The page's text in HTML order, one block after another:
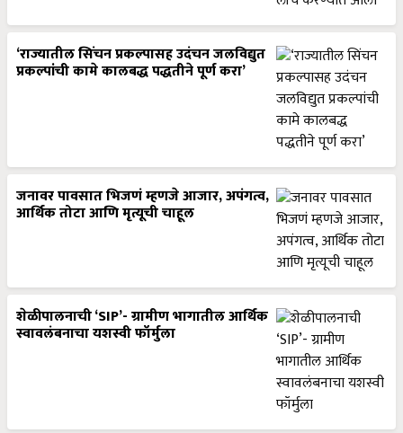
‘राज्यातील सिंचन प्रकल्पासह उदंचन जलविद्युत
प्रकल्पांची कामे कालबद्ध पद्धतीने पूर्ण करा’
जनावर पावसात भिजणं म्हणजे आजार, अपंगत्व,
आर्थिक तोटा आणि मृत्यूची चाहूल
शेळीपालनाची ‘SIP’- ग्रामीण भागातील आर्थिक
स्वावलंबनाचा यशस्वी फॉर्मुला